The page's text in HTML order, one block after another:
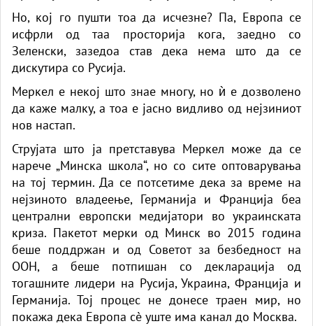
Но, кој го пушти тоа да исчезне? Па, Европа се
исфрли од таа просторија кога, заедно со
Зеленски, зазедоа став дека нема што да се
дискутира со Русија.
Меркел е некој што знае многу, но ѝ е дозволено
да каже малку, а тоа е јасно видливо од нејзиниот
нов настап.
Струјата што ја претставува Меркел може да се
нарече „Минска школа“, но со сите оптоварувања
на тој термин. Да се ​​потсетиме дека за време на
нејзиното владеење, Германија и Франција беа
централни европски медијатори во украинската
криза. Пакетот мерки од Минск во 2015 година
беше поддржан и од Советот за безбедност на
ООН, а беше потпишан со декларација од
тогашните лидери на Русија, Украина, Франција и
Германија. Тој процес не донесе траен мир, но
покажа дека Европа сè уште има канал до Москва.